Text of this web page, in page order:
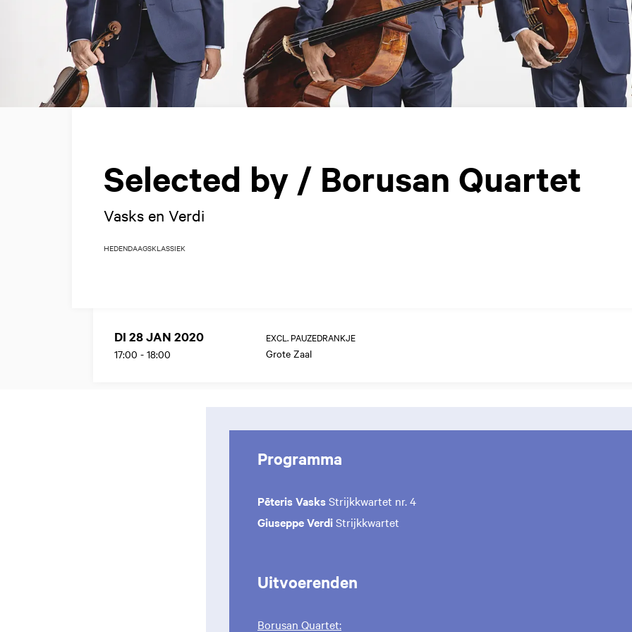
Selected by / Borusan Quartet
Vasks en Verdi
HEDENDAAGSKLASSIEK
DI 28 JAN 2020
17:00 - 18:00
EXCL. PAUZEDRANKJE
Grote Zaal
Programma
Pēteris VasksStrijkkwartet nr. 4
Giuseppe VerdiStrijkkwartet
Uitvoerenden
Borusan Quartet: